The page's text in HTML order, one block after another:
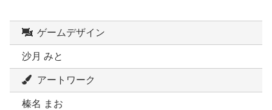
ゲームデザイン
沙月 みと
アートワーク
榛名 まお